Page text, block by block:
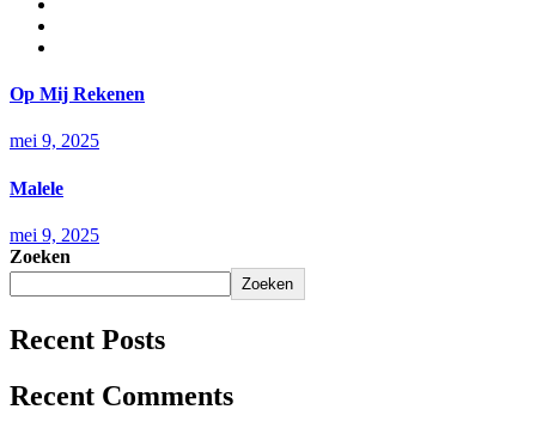
Op Mij Rekenen
mei 9, 2025
Malele
mei 9, 2025
Zoeken
Zoeken
Recent Posts
Recent Comments